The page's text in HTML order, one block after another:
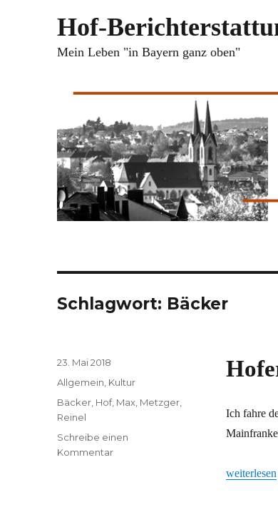
Hof-
Mein Leben "in Bayern ganz oben"
Schlagwort: Bäcker
Ich fahre
„Hofer
weiterlesen
Veröffentlicht
am
23. Mai 2018
Kategorien
Allgemein Kultur
Schlagwörter
Bäcker Hof, Max Metzger
Reinel
Schreibe einen
Kommentarzu